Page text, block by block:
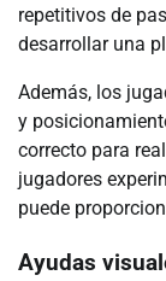
repetitivos de
desarrollar una
Además, los
y
correcto para
jugadores
puede
Ayudas